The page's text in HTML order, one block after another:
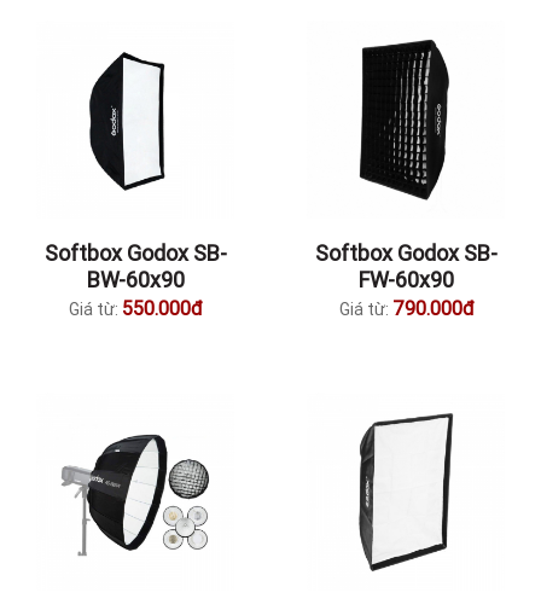
Softbox Godox SB-
BW-60x90
Giá từ: 550.000đ
Softbox Godox SB-
FW-60x90
Giá từ: 790.000đ